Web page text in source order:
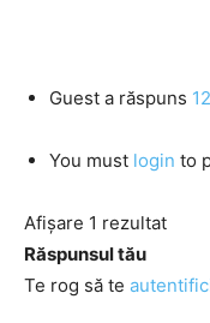
Guest a răspuns
You must login to
Afișare 1 rezultat
Răspunsul tău
Te rog să te